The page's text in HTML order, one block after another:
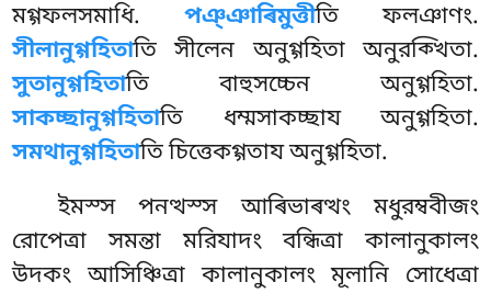
মগ্গফলসমাধি. পঞ্ঞাৰিমুত্তীতি ফলঞাণং.
সীলানুগ্গহিতাতি সীলেন অনুগ্গহিতা অনুরক্খিতা.
সুতানুগ্গহিতাতি বাহুসচ্চেন অনুগ্গহিতা.
সাকচ্ছানুগ্গহিতাতি ধম্মসাকচ্ছায অনুগ্গহিতা.
সমথানুগ্গহিতাতি চিত্তেকগ্গতায অনুগ্গহিতা.
ইমস্স পনত্থস্স আৰিভাৰত্থং মধুরম্ববীজং
রোপেত্ৰা সমন্তা মরিযাদং বন্ধিত্ৰা কালানুকালং
উদকং আসিঞ্চিত্ৰা কালানুকালং মূলানি সোধেত্ৰা